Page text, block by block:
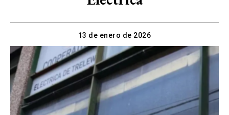
13 de enero de 2026